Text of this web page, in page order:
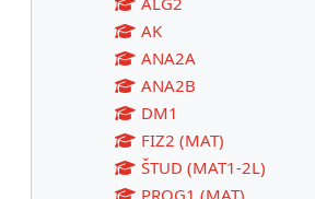
AK
ANA2A
ANA2B
DM1
FIZ2 (MAT)
ŠTUD (MAT1-2L)
PROG1 (MAT)